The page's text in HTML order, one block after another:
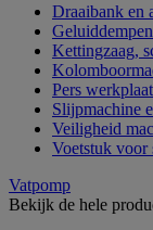
Draaibank en
Kettingzaag,
Pers
Slijpmachine
Veiligheid
Voetstuk voor
Vatpomp
Bekijk de hele